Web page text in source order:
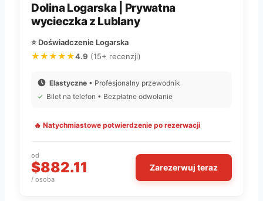
Dolina Logarska | Prywatna
wycieczka z Lublany
⭐ Doświadczenie Logarska
★★★★★4.9 (15+ recenzji)
Elastyczne • Profesjonalny przewodnik
✓ Bilet na telefon • Bezpłatne odwołanie
🔥 Natychmiastowe potwierdzenie po rezerwacji
od
$882.11
/ osoba
Zarezerwuj teraz